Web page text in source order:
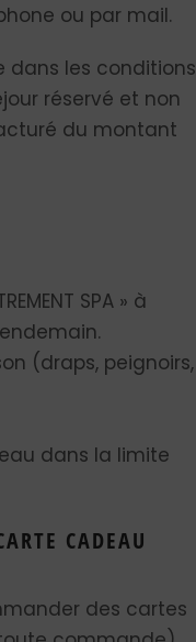
ou par mail.
dans les conditions
réservé et non
du montant
SPA » à
(draps, peignoirs,
dans la limite
CADEAU
des cartes